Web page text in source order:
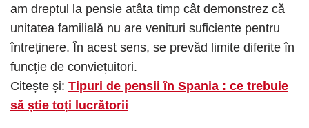
am dreptul la pensie atâta timp cât demonstrez că
unitatea familială nu are venituri suficiente pentru
întreținere. În acest sens, se prevăd limite diferite în
funcție de conviețuitori.
Citește și: Tipuri de pensii în Spania : ce trebuie
să știe toți lucrătorii